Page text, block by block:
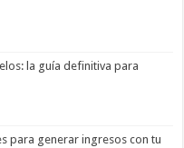
la guía definitiva para
para generar ingresos con tu